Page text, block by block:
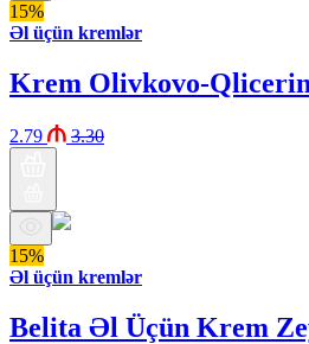
15%
Əl üçün kremlər
Krem Olivkovo-
2.79 3.30
15%
Əl üçün kremlər
Belita Əl Üçün Krem